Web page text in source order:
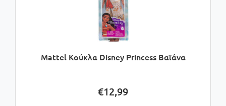
Mattel Κούκλα Disney Princess Bαϊάνα
€12,99